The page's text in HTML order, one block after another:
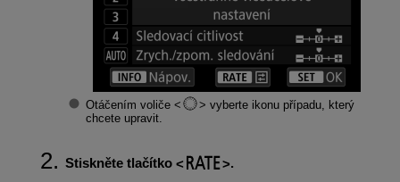
Otáčením voliče
vyberte ikonu případu, který
chcete upravit.
Stiskněte tlačítko .